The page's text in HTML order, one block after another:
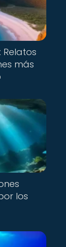
Relatos
más
los